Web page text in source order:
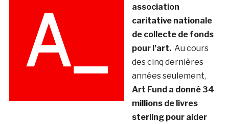
association
caritative nationale
de collecte de fonds
pour l’art.Au cours
des cinq dernières
années seulement,
Art Fund a donné 34
millions de livres
sterling pour aider